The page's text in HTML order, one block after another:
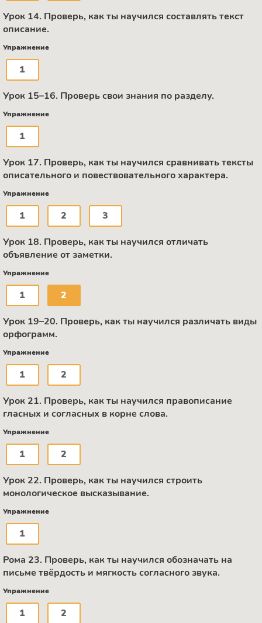
Урок 14. Проверь, как ты научился составлять текст
описание.
Упражнение
1
Урок 15–16. Проверь свои знания по разделу.
Упражнение
1
Урок 17. Проверь, как ты научился сравнивать тексты
описательного и повествовательного характера.
Упражнение
1 2 3
Урок 18. Проверь, как ты научился отличать
объявление от заметки.
Упражнение
1 2
Урок 19–20. Проверь, как ты научился различать виды
орфограмм.
Упражнение
1 2
Урок 21. Проверь, как ты научился правописание
гласных и согласных в корне слова.
Упражнение
1 2
Урок 22. Проверь, как ты научился строить
монологическое высказывание.
Упражнение
1
Рома 23. Проверь, как ты научился обозначать на
письме твёрдость и мягкость согласного звука.
Упражнение
1 2